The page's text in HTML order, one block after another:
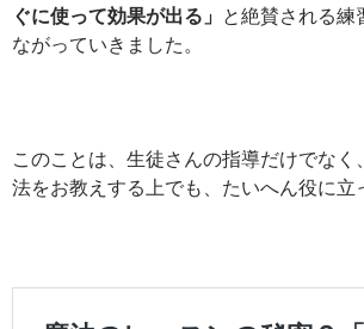
ぐに使って効果が出る」 と絶賛される練
ながっていきました。
このことは、生徒さんの指導だけでなく
法をお教えする上でも、たいへん役に立